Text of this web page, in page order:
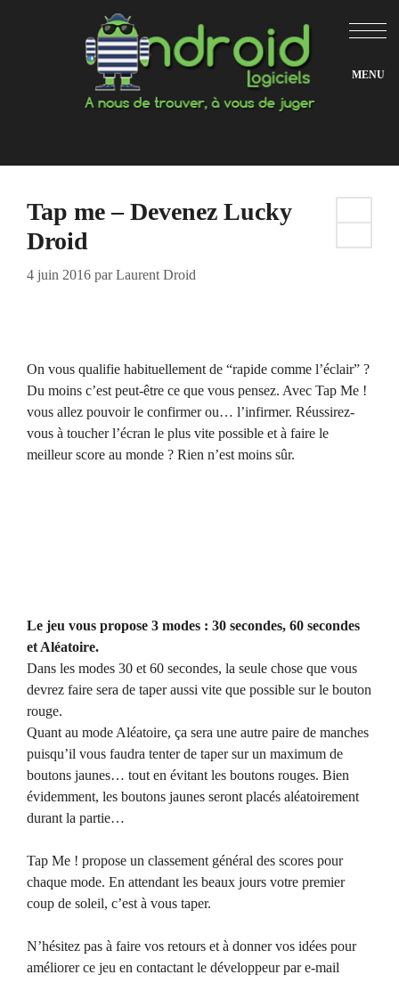
Tap me – Devenez Lucky
Droid
4 juin 2016 parLaurent Droid
On vous qualifie habituellement de “rapide comme l’éclair” ?
Du moins c’est peut-être ce que vous pensez. Avec Tap Me !
vous allez pouvoir le confirmer ou… l’infirmer. Réussirez-
vous à toucher l’écran le plus vite possible et à faire le
meilleur score au monde ? Rien n’est moins sûr.
Le jeu vous propose 3 modes : 30 secondes, 60 secondes
et Aléatoire.
Dans les modes 30 et 60 secondes, la seule chose que vous
devrez faire sera de taper aussi vite que possible sur le bouton
rouge.
Quant au mode Aléatoire, ça sera une autre paire de manches
puisqu’il vous faudra tenter de taper sur un maximum de
boutons jaunes… tout en évitant les boutons rouges. Bien
évidemment, les boutons jaunes seront placés aléatoirement
durant la partie…
Tap Me ! propose un classement général des scores pour
chaque mode. En attendant les beaux jours votre premier
coup de soleil, c’est à vous taper.
N’hésitez pas à faire vos retours et à donner vos idées pour
améliorer ce jeu en contactant le développeur par e-mail